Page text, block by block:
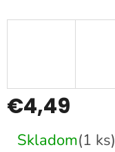
€4,49
cena:
Skladom(1 ks)